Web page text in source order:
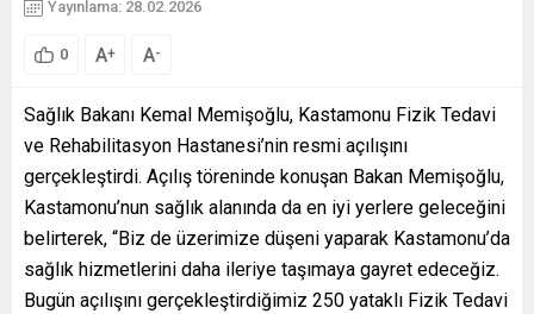
Yayınlama: 28.02.2026
0 A+ A-
Sağlık Bakanı Kemal Memişoğlu, Kastamonu Fizik Tedavi
ve Rehabilitasyon Hastanesi’nin resmi açılışını
gerçekleştirdi. Açılış töreninde konuşan Bakan Memişoğlu,
Kastamonu’nun sağlık alanında da en iyi yerlere geleceğini
belirterek, “Biz de üzerimize düşeni yaparak Kastamonu’da
sağlık hizmetlerini daha ileriye taşımaya gayret edeceğiz.
Bugün açılışını gerçekleştirdiğimiz 250 yataklı Fizik Tedavi